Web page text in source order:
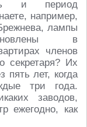
и период
например,
лампы
в
членов
секретаря? Их
пять лет, когда
три года.
заводов,
ежегодно, как